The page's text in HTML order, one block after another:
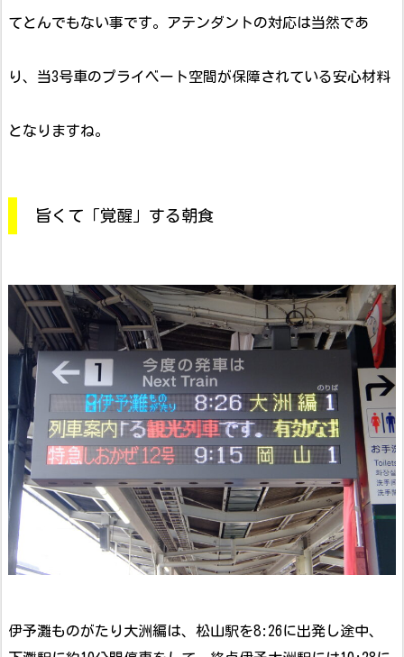
てとんでもない事です。アテンダントの対応は当然であ
り、当3号車のプライベート空間が保障されている安心材料
となりますね。
旨くて「覚醒」する朝食
伊予灘ものがたり大洲編は、松山駅を8:26に出発し途中、